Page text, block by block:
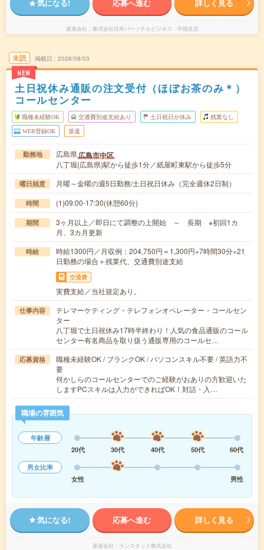
気になる! 応募へ進む 詳しく見る
派遣会社 株式会社日本パーソナルビジネス 中国支店
未読
NEW
掲載日 2026/08/03
土日祝休み通販の注文受付（ほぼお茶のみ＊）
コールセンター
職種未経験OK 交通費別途支給あり 土日祝日が休み 残業なし
WEB登録OK 派遣
勤務地 広島県広島市中区
八丁堀(広島県)駅から徒歩1分／紙屋町東駅から徒歩5分
曜日頻度 月曜～金曜の週5日勤務/土日祝日休み（完全週休2日制）
時間 (1)09:00-17:30(休憩60分)
期間
3ヶ月以上／即日にて調整の上開始 ～ 長期 ※初回1カ
月、3カ月更新
時給
時給1300円／月収例：204,750円＝1,300円×7時間30分×21
日勤務の場合＋残業代、交通費別途支給
交通費
実費支給／当社規定あり。
仕事内容
テレマーケティング・テレフォンオペレーター・コールセン
ター
八丁堀で土日祝休み17時半終わり！人気の食品通販のコール
センター有名商品を取り扱う通販専用のコールセ…
応募資格
職種未経験OK / ブランクOK / パソコンスキル不要 / 英語力不
要
何かしらのコールセンターでのご経験がおありの方歓迎いた
しますPCスキルは入力ができればOK！対話・入…
職場の雰囲気
年齢層
20代
30代 40代 50代
60代
男女比率
女性
男性
気になる! 応募へ進む 詳しく見る
派遣会社 ランスタッド株式会社